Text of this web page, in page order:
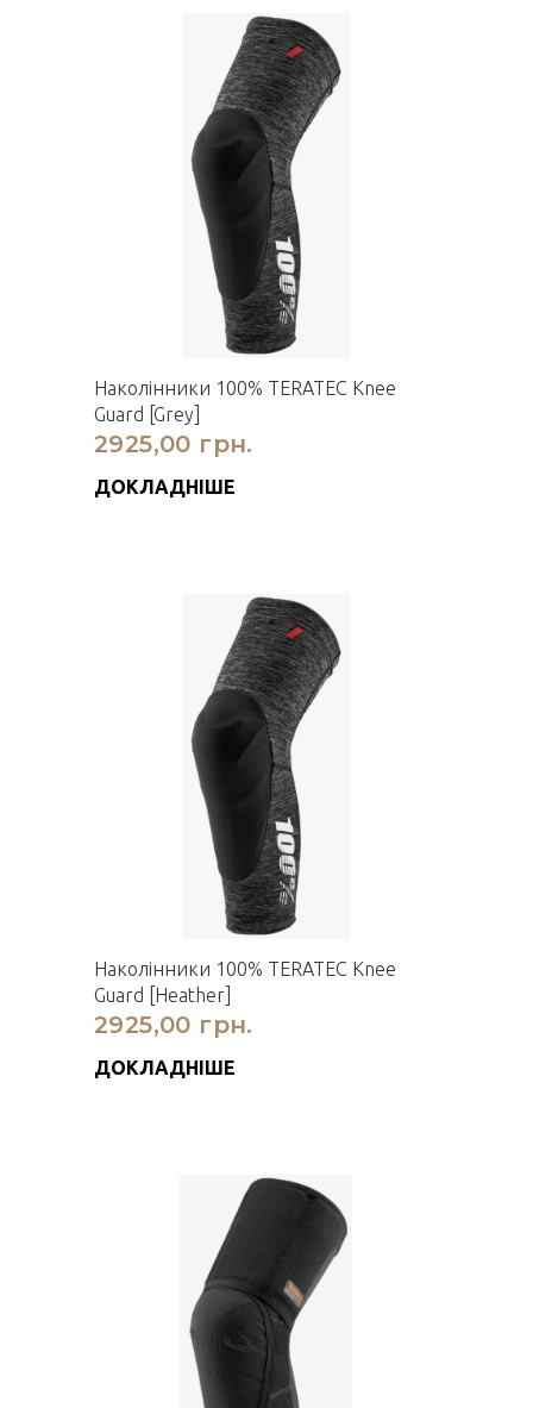
Наколінники 100% TERATEC Knee
Guard [Grey]
2925,00 грн.
ДОКЛАДНІШЕ
Наколінники 100% TERATEC Knee
Guard [Heather]
2925,00 грн.
ДОКЛАДНІШЕ